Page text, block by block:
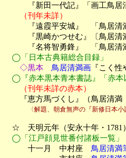
『新田一代記』「画工鳥居清
（刊年未詳）
『遠霞平安城』　「鳥居清
『黒崎かつせむ』〔鳥居清
『名将智勇鋒』　「鳥居清
◯「日本古典籍総合目録」
◇黒本 鳥居清満画 『こく性
◯『赤本黒本青本書誌』「赤本
（刊年未詳の赤本）
『恵方馬づくし』（鳥居清満
〈解題、朝倉無声の『新修日本
☆　天明元年（安永十年・1781）
◯「江戸顔見世番付諸板一覧」
十一月　中村座 鳥居清満